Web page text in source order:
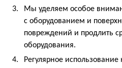
Мы уделяем особое
с оборудованием и
повреждений и продлить
оборудования.
Регулярное